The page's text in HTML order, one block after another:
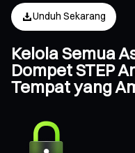
Unduh Sekarang
Kelola Semua
Dompet STEP
Tempat yang